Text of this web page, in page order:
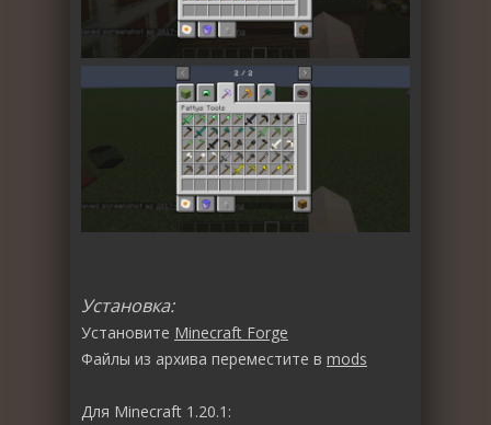
Установка:
Установите Minecraft Forge
Файлы из архива переместите в mods
Для Minecraft 1.20.1: